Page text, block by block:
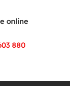
online
880